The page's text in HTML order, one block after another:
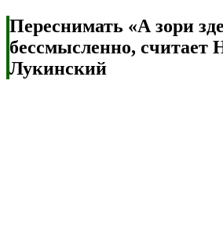
Переснимать «А зори
бессмысленно, считает
Лукинский